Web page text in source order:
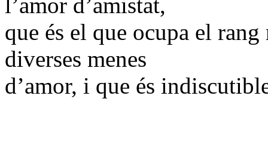
l’amor d’amistat,
que és el que ocupa el
diverses menes
d’amor, i que és